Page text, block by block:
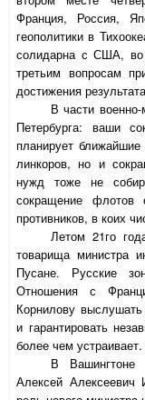
Франция, Россия,
геополитики в
солидарна с США, во
третьим вопросам
достижения
В части
Петербурга: ваши
планирует
линкоров, но и
нужд тоже не
сокращение флотов
противников, в коих
Летом 21го
товарища министра
Пусане. Русские
Отношения с
Корнилову
и гарантировать
более чем устраивает.
В Вашингтоне
Алексей Алексеевич